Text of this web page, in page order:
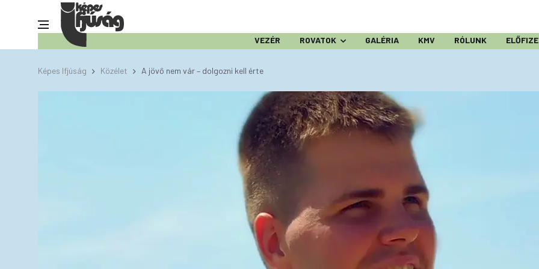
VEZÉR ROVATOK GALÉRIA KMV RÓLUNK
Képes Ifjúság Közélet A jövő nem vár – dolgozni kell érte